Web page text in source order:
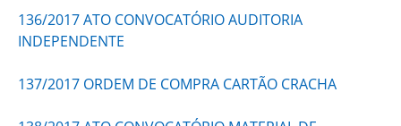
136/2017 ATO CONVOCATÓRIO AUDITORIA
INDEPENDENTE
137/2017 ORDEM DE COMPRA CARTÃO CRACHA